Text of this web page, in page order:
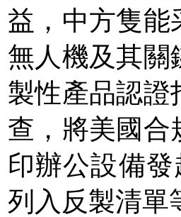
益，中方隻能
無人機及其關
製性產品認證
查，將美國合
印辦公設備
列入反製清單